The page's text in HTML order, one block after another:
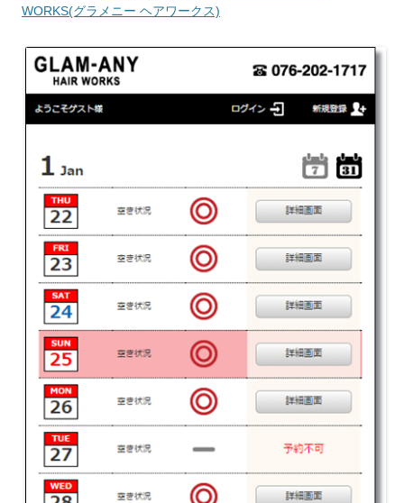
WORKS(グラメニー ヘアワークス)